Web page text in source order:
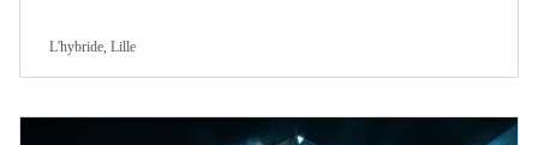
L'hybride, Lille